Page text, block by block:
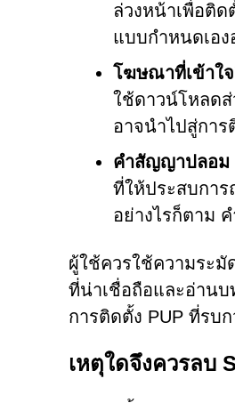
ล่วงหน้าเพื่อติด
แบบกำหนดเอง
โฆษณาที่เข้าใ
ใช้ดาวน์โหลด
อาจนำไปสู่การ
คำสัญญาปลอม
ที่ให้ประสบกา
อย่างไรก็ตาม
ผู้ใช้ควรใช้ความระมั
ที่น่าเชื่อถือและอ่าน
การติดตั้ง PUP ที่รบ
เหตุใดจึงควรลบ